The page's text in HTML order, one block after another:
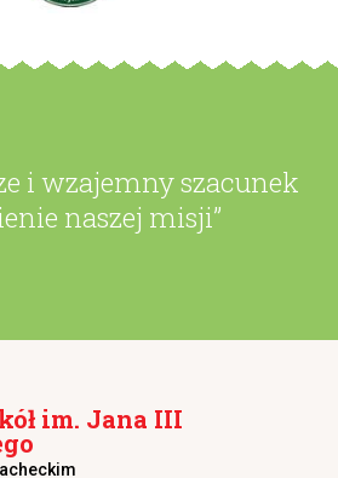
i wzajemny szacunek
naszej misji”
im. Jana III